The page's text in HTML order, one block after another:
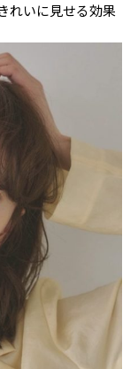
れいに見せる効果